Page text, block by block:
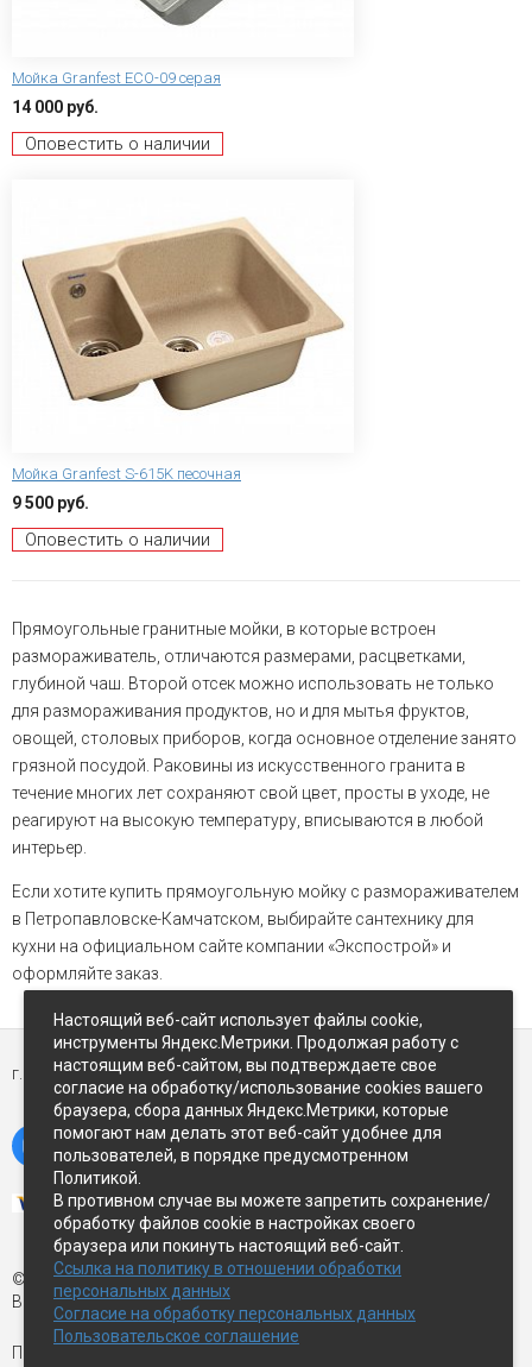
Мойка Granfest ECO-09 серая
14 000 руб.
Оповестить о наличии
Мойка Granfest S-615K песочная
9 500 руб.
Оповестить о наличии
Прямоугольные гранитные мойки, в которые встроен
размораживатель, отличаются размерами, расцветками,
глубиной чаш. Второй отсек можно использовать не только
для размораживания продуктов, но и для мытья фруктов,
овощей, столовых приборов, когда основное отделение занято
грязной посудой. Раковины из искусственного гранита в
течение многих лет сохраняют свой цвет, просты в уходе, не
реагируют на высокую температуру, вписываются в любой
интерьер.
Если хотите купить прямоугольную мойку с размораживателем
в Петропавловске-Камчатском, выбирайте сантехнику для
кухни на официальном сайте компании «Экспострой» и
оформляйте заказ.
г. Петропавловск-Камчатский,ул Восточное-шоссе, д.5
© Экспострой, 2026 г.
Все права защищены
Письмо директору:
Настоящий веб-сайт использует файлы cookie,
инструменты Яндекс.Метрики. Продолжая работу с
настоящим веб-сайтом, вы подтверждаете свое
согласие на обработку/использование cookies вашего
браузера, сбора данных Яндекс.Метрики, которые
помогают нам делать этот веб-сайт удобнее для
пользователей, в порядке предусмотренном
Политикой.
В противном случае вы можете запретить сохранение/
обработку файлов cookie в настройках своего
браузера или покинуть настоящий веб-сайт.
Ссылка на политику в отношении обработки
персональных данных
Согласие на обработку персональных данных
Пользовательское соглашение